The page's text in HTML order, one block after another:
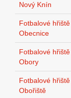
Nový Knín
Fotbalové hřiště
Obecnice
Fotbalové hřiště
Obory
Fotbalové hřiště
Obořiště